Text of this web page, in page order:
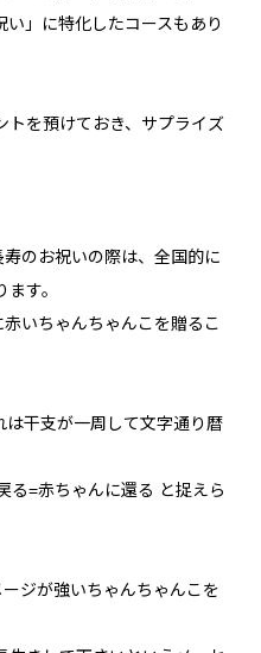
」に特化したコースもあり
トを預けておき、サプライズ
寿のお祝いの際は、全国的に
す。
いちゃんちゃんこを贈るこ
干支が一周して文字通り暦
る=赤ちゃんに還る と捉えら
ジが強いちゃんちゃんこを